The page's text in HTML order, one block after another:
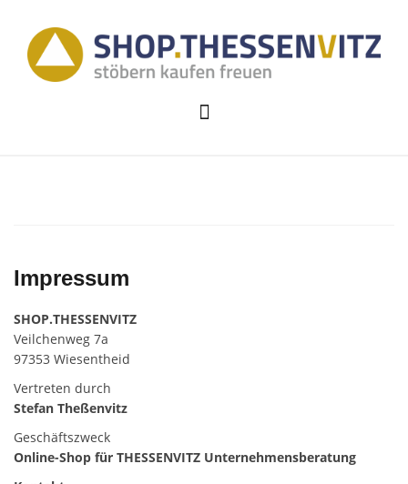
content
Impressum
SHOP.THESSENVITZ
Veilchenweg 7a
97353 Wiesentheid
Vertreten durch
Stefan Theßenvitz
Geschäftszweck
Online-Shop für THESSENVITZ Unternehmensberatung